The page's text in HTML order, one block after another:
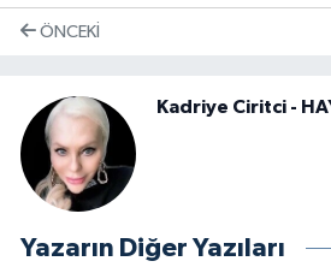
ÖNCEKI
Kadriye Ciritci -
Yazarın Diğer Yazıları